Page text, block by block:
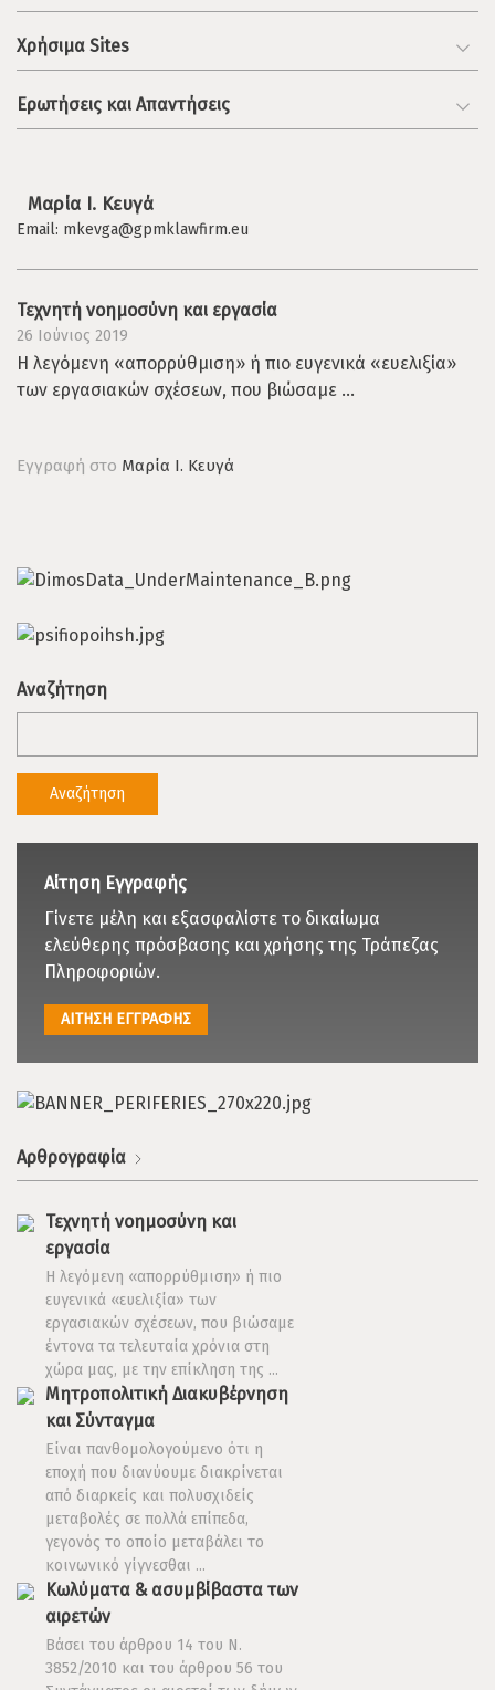
Χρήσιμα Sites
Ερωτήσεις και Απαντήσεις
Μαρία Ι. Κευγά
Email: mkevga@gpmklawfirm.eu
Τεχνητή νοημοσύνη και εργασία
26 Ιούνιος 2019
Η λεγόμενη «απορρύθμιση» ή πιο ευγενικά «ευελιξία»
των εργασιακών σχέσεων, που βιώσαμε ...
Εγγραφή στο Μαρία Ι. Κευγά
Αναζήτηση
Αίτηση Εγγραφής
Γίνετε μέλη και εξασφαλίστε το δικαίωμα
ελεύθερης πρόσβασης και χρήσης της Τράπεζας
Πληροφοριών.
ΑΙΤΗΣΗ ΕΓΓΡΑΦΗΣ
Αρθρογραφία
Τεχνητή νοημοσύνη και
εργασία
Η λεγόμενη «απορρύθμιση» ή πιο
ευγενικά «ευελιξία» των
εργασιακών σχέσεων, που βιώσαμε
έντονα τα τελευταία χρόνια στη
χώρα μας, με την επίκληση της ...
Μητροπολιτική Διακυβέρνηση
και Σύνταγμα
Είναι πανθομολογούμενο ότι η
εποχή που διανύουμε διακρίνεται
από διαρκείς και πολυσχιδείς
μεταβολές σε πολλά επίπεδα,
γεγονός το οποίο μεταβάλει το
κοινωνικό γίγνεσθαι ...
Κωλύματα & ασυμβίβαστα των
αιρετών
Βάσει του άρθρου 14 του Ν.
3852/2010 και του άρθρου 56 του